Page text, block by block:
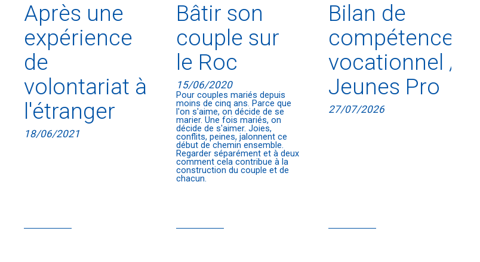
Après une
expérience
de
volontariat à
l'étranger
18/06/2021
Bâtir son
couple sur
le Roc
15/06/2020
Pour couples mariés depuis
moins de cinq ans. Parce que
l'on s'aime, on décide de se
marier. Une fois mariés, on
décide de s'aimer. Joies,
conflits, peines, jalonnent ce
début de chemin ensemble.
Regarder séparément et à deux
comment cela contribue à la
construction du couple et de
chacun.
Bilan de
compétences
vocationnel /
Jeunes Pro
27/07/2026